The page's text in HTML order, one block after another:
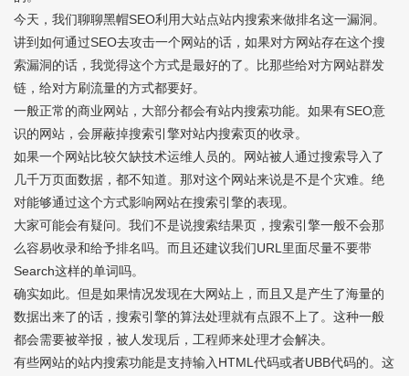
今天，我们聊聊黑帽SEO利用大站点站内搜索来做排名这一漏洞。
讲到如何通过SEO去攻击一个网站的话，如果对方网站存在这个搜
索漏洞的话，我觉得这个方式是最好的了。比那些给对方网站群发
链，给对方刷流量的方式都要好。
一般正常的商业网站，大部分都会有站内搜索功能。如果有SEO意
识的网站，会屏蔽掉搜索引擎对站内搜索页的收录。
如果一个网站比较欠缺技术运维人员的。网站被人通过搜索导入了
几千万页面数据，都不知道。那对这个网站来说是不是个灾难。绝
对能够通过这个方式影响网站在搜索引擎的表现。
大家可能会有疑问。我们不是说搜索结果页，搜索引擎一般不会那
么容易收录和给予排名吗。而且还建议我们URL里面尽量不要带
Search这样的单词吗。
确实如此。但是如果情况发现在大网站上，而且又是产生了海量的
数据出来了的话，搜索引擎的算法处理就有点跟不上了。这种一般
都会需要被举报，被人发现后，工程师来处理才会解决。
有些网站的站内搜索功能是支持输入HTML代码或者UBB代码的。这